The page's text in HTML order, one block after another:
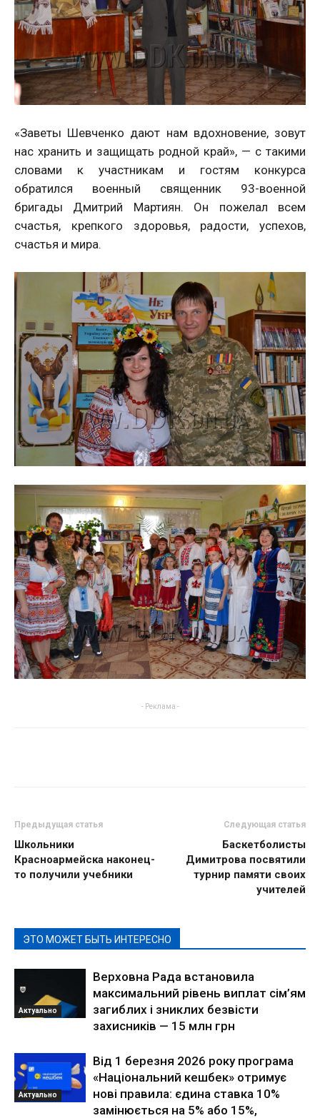
«Заветы Шевченко дают нам вдохновение, зовут
нас хранить и защищать родной край», — с такими
словами к участникам и гостям конкурса
обратился военный священник 93-военной
бригады Дмитрий Мартиян. Он пожелал всем
счастья, крепкого здоровья, радости, успехов,
счастья и мира.
- Реклама -
Предыдущая статья
Школьники
Красноармейска наконец-
то получили учебники
Следующая статья
Баскетболисты
Димитрова посвятили
турнир памяти своих
учителей
ЭТО МОЖЕТ БЫТЬ ИНТЕРЕСНО
Актуально
Верховна Рада встановила
максимальний рівень виплат сім’ям
загиблих і зниклих безвісти
захисників — 15 млн грн
Актуально
Від 1 березня 2026 року програма
«Національний кешбек» отримує
нові правила: єдина ставка 10%
замінюється на 5% або 15%,